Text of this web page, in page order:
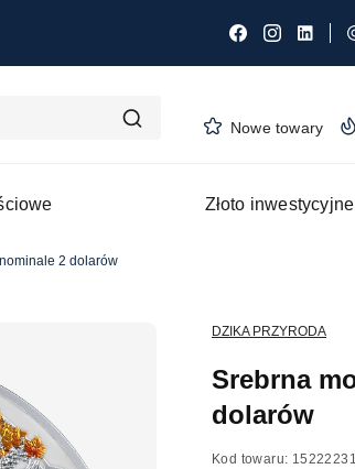
Nowe towary
Złoto inwestycyjne
2 dolarów
DZIKA PRZYRODA
Srebrna
dolarów
Kod towaru: 15222231